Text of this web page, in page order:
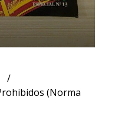
(Norma